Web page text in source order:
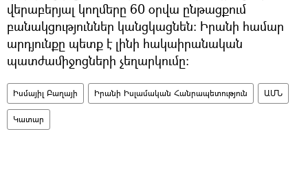
վերաբերյալ կողմերը 60 օրվա ընթացքում
բանակցություններ կանցկացնեն։ Իրանի համար
արդյունքը պետք է լինի հակաիրանական
պատժամիջոցների չեղարկումը։
Իսմայիլ Բաղայի Իրանի Իսլամական Հանրապետություն ԱՄՆ
Կատար